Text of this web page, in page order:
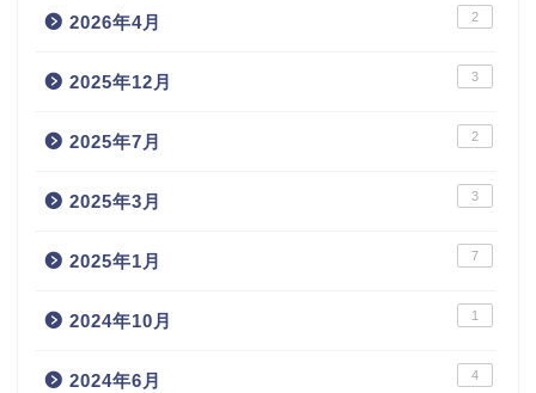
2026年4月 2
2025年12月 3
2025年7月 2
2025年3月 3
2025年1月 7
2024年10月 1
2024年6月 4